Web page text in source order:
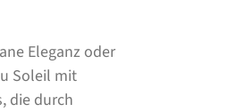
Eleganz oder
Soleil mit
die durch